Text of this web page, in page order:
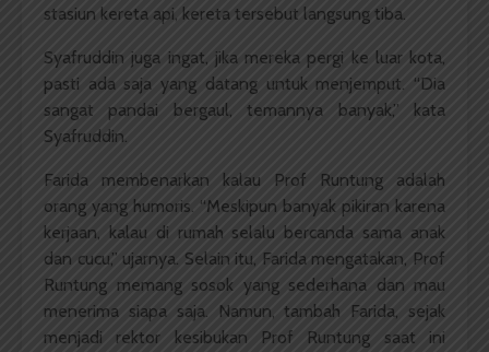
stasiun kereta api, kereta tersebut langsung tiba.
Syafruddin juga ingat, jika mereka pergi ke luar kota,
pasti ada saja yang datang untuk menjemput. “Dia
sangat pandai bergaul, temannya banyak,” kata
Syafruddin.
Farida membenarkan kalau Prof Runtung adalah
orang yang humoris. “Meskipun banyak pikiran karena
kerjaan, kalau di rumah selalu bercanda sama anak
dan cucu,” ujarnya. Selain itu, Farida mengatakan, Prof
Runtung memang sosok yang sederhana dan mau
menerima siapa saja. Namun, tambah Farida, sejak
menjadi rektor kesibukan Prof Runtung saat ini